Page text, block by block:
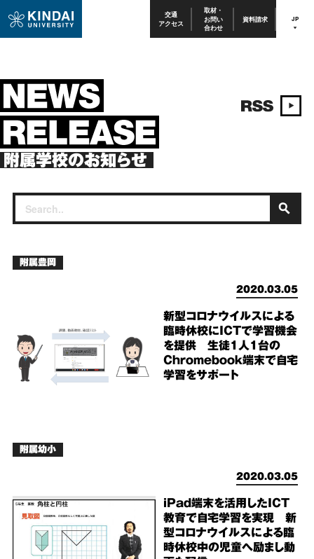
交通
アクセス
取材・
お問い
合わせ
資料請求 JP
附属学校のお知らせ
附属豊岡
2020.03.05
新型コロナウイルスによる
臨時休校にICTで学習機会
を提供 生徒1人1台の
Chromebook端末で自宅
学習をサポート
附属幼小
2020.03.05
iPad端末を活用したICT
教育で自宅学習を実現 新
型コロナウイルスによる臨
時休校中の児童へ励まし動